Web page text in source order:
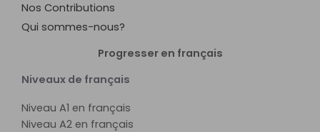
Nos Contributions
Qui sommes-nous?
Progresser en français
Niveaux de français
Niveau A1 en français
Niveau A2 en français